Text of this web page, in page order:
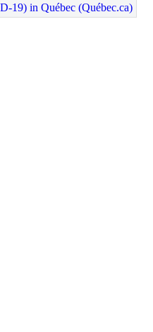
19) in Québec (Québec.ca)